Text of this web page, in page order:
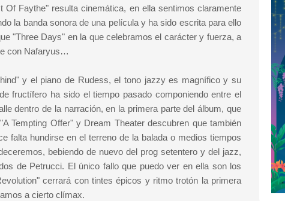
Faythe" resulta cinemática, en ella sentimos claramente
la banda sonora de una película y ha sido escrita para ello
"Three Days" en la que celebramos el carácter y fuerza, a
con Nafaryus…
y el piano de Rudess, el tono jazzy es magnífico y su
fructífero ha sido el tiempo pasado componiendo entre el
dentro de la narración, en la primera parte del álbum, que
Tempting Offer" y Dream Theater descubren que también
falta hundirse en el terreno de la balada o medios tiempos
bebiendo de nuevo del prog setentero y del jazz,
de Petrucci. El único fallo que puedo ver en ella son los
cerrará con tintes épicos y ritmo trotón la primera
a cierto clímax.